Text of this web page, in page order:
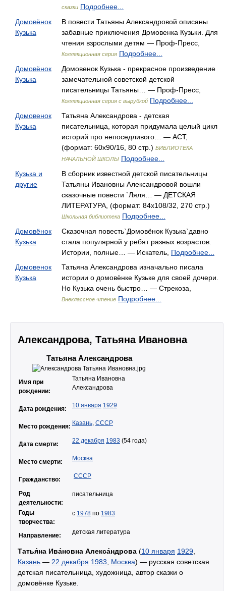
сказки Подробнее...
Домовёнок
Кузька
В повести Татьяны Александровой описаны
забавные приключения Домовенка Кузьки. Для
чтения взрослыми детям — Проф-Пресс,
Коллекционная серия Подробнее...
Домовёнок
Кузька
Домовенок Кузька - прекрасное произведение
замечательной советской детской
писательницы Татьяны… — Проф-Пресс,
Коллекционная серия с вырубкой Подробнее...
Домовенок
Кузька
Татьяна Александрова - детская
писательница, которая придумала целый цикл
историй про непоседливого… — АСТ,
(формат: 60x90/16, 80 стр.) БИБЛИОТЕКА
НАЧАЛЬНОЙ ШКОЛЫ Подробнее...
Кузька и
другие
В сборник известной детской писательницы
Татьяны Ивановны Александровой вошли
сказочные повести `Ляля… — ДЕТСКАЯ
ЛИТЕРАТУРА, (формат: 84x108/32, 270 стр.)
Школьная библиотека Подробнее...
Домовёнок
Кузька
Сказочная повесть`Домовёнок Кузька`давно
стала популярной у ребят разных возрастов.
Истории, полные… — Искатель, Подробнее...
Домовенок
Кузька
Татьяна Александрова изначально писала
истории о домовёнке Кузьке для своей дочери.
Но Кузька очень быстро… — Стрекоза,
Внеклассное чтение Подробнее...
Александрова, Татьяна Ивановна
Татьяна Александрова
Имя при
рождении:
Татьяна Ивановна
Александрова
Дата рождения: 10 января 1929
Место рождения: Казань, СССР
Дата смерти: 22 декабря 1983 (54 года)
Место смерти: Москва
Гражданство: СССР
Род
деятельности:
писательница
Годы
творчества:
с 1978 по 1983
Направление: детская литература
Татья́на Ива́новна Алекса́ндрова (10 января 1929
Казань — 22 декабря 1983 Москва) — русская советская
детская писательница, художница, автор сказки о
домовёнке Кузьке.